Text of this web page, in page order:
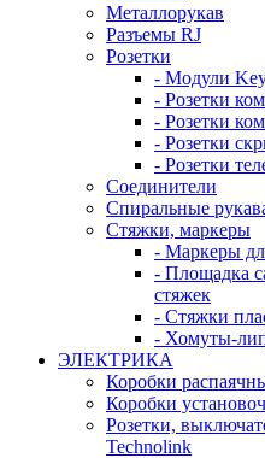
Металлорукав
Разъемы RJ
Розетки
- Модули
- Розетки
- Розетки
- Розетки
- Розетки
Соединители
Спиральные
Стяжки, маркеры
- Маркеры
- Площадка
стяжек
- Стяжки
- Хомуты-
ЭЛЕКТРИКА
Коробки
Коробки
Розетки,
Technolink